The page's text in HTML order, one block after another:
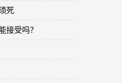
死
接受吗？